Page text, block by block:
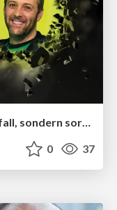
Wertvolle Produkte sind kein Zufall, sondern sorgen für Begeisterung!
0 37